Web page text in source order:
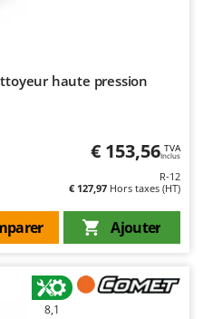
haute pression
€ 153,56 TVA
Inclus
R-12
€ 127,97 Hors taxes (HT)
Ajouter
8,1